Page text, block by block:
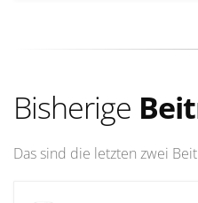
Bisherige
Das sind die letzten zwei